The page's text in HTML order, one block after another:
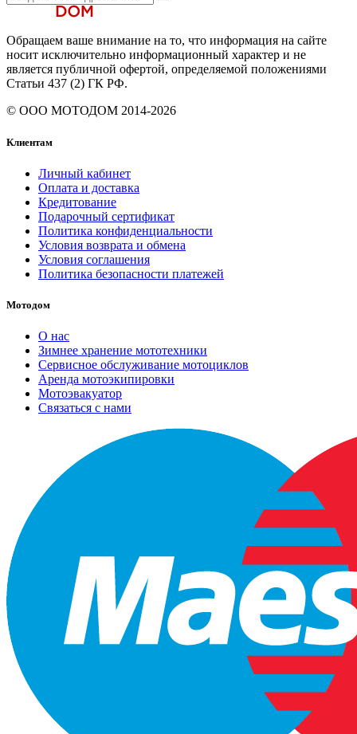
Обращаем ваше внимание на то, что информация на сайте
носит исключительно информационный характер и не
является публичной офертой, определяемой положениями
Статьи 437 (2) ГК РФ.
© ООО МОТОДОМ 2014-2026
Клиентам
Личный кабинет
Оплата и доставка
Кредитование
Подарочный сертификат
Политика конфиденциальности
Условия возврата и обмена
Условия соглашения
Политика безопасности платежей
Мотодом
О нас
Зимнее хранение мототехники
Сервисное обслуживание мотоциклов
Аренда мотоэкипировки
Мотоэвакуатор
Связаться с нами